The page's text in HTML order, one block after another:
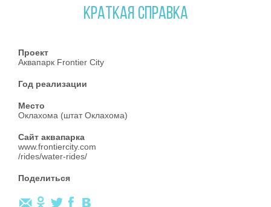
КРАТКАЯ СПРАВКА
Проект
Аквапарк Frontier City
Год реализации
Место
Оклахома (штат Оклахома)
Сайт аквапарка
www.frontiercity.com
/rides/water-rides/
Поделиться